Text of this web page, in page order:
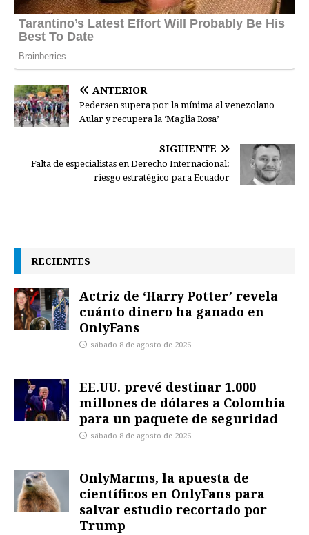
ANTERIOR
Pedersen supera por la mínima al venezolano
Aular y recupera la ‘Maglia Rosa’
SIGUIENTE
Falta de especialistas en Derecho Internacional:
riesgo estratégico para Ecuador
RECIENTES
Actriz de ‘Harry Potter’ revela
cuánto dinero ha ganado en
OnlyFans
sábado 8 de agosto de 2026
EE.UU. prevé destinar 1.000
millones de dólares a Colombia
para un paquete de seguridad
sábado 8 de agosto de 2026
OnlyMarms, la apuesta de
científicos en OnlyFans para
salvar estudio recortado por
Trump